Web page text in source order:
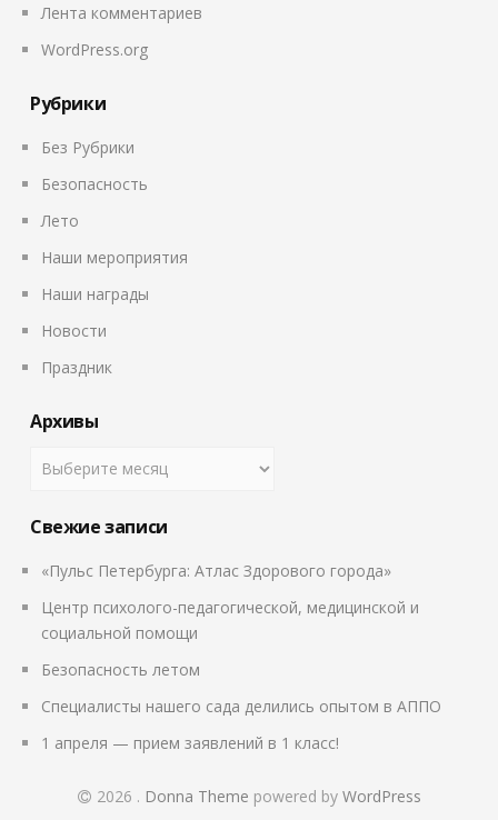
Лента комментариев
WordPress.org
Рубрики
Без Рубрики
Безопасность
Лето
Наши мероприятия
Наши награды
Новости
Праздник
Архивы
Свежие записи
«Пульс Петербурга: Атлас Здорового города»
Центр психолого-педагогической, медицинской и
социальной помощи
Безопасность летом
Специалисты нашего сада делились опытом в АППО
1 апреля — прием заявлений в 1 класс!
2026 . Donna Theme powered by WordPress